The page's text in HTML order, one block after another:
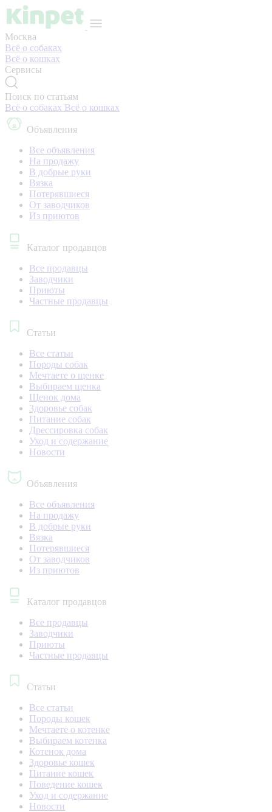
Москва
Всё о собаках
Всё о кошках
Сервисы
Поиск по статьям
Всё о собаках Всё о кошках
Объявления
Все объявления
На продажу
В добрые руки
Вязка
Потерявшиеся
От заводчиков
Из приютов
Каталог продавцов
Все продавцы
Заводчики
Приюты
Частные продавцы
Статьи
Все статьи
Породы собак
Мечтаете о щенке
Выбираем щенка
Щенок дома
Здоровье собак
Питание собак
Дрессировка собак
Уход и содержание
Новости
Объявления
Все объявления
На продажу
В добрые руки
Вязка
Потерявшиеся
От заводчиков
Из приютов
Каталог продавцов
Все продавцы
Заводчики
Приюты
Частные продавцы
Статьи
Все статьи
Породы кошек
Мечтаете о котенке
Выбираем котенка
Котенок дома
Здоровье кошек
Питание кошек
Поведение кошек
Уход и содержание
Новости